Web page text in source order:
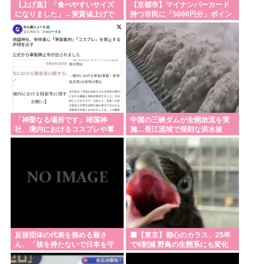
【上げ底】「食べやすいサイズ
になりました」→実質値上げで
は！？ 物価上昇が続く中、消費
者が”コスト削減”を実感する場
面
【京都市】マイナンバーカード
持つ市民に「5000円分」ポイン
ト給付、市が開始…スマホを持
ってない人には食料品など支給
「神聖なる場所です」靖国神
社、境内におけるコスプレや軍
装の禁止を発表
中国の三峡ダムが全開放流を実
施…長江流域で深刻な洪水被
害！
反核団体の代表を務める爺さ
ん、「核を持たないで日本を守
れますか」と中学生に詰問され
‍⬛【東京】都心のカラス、25年
で8割減 野鳥の生態系にも変化